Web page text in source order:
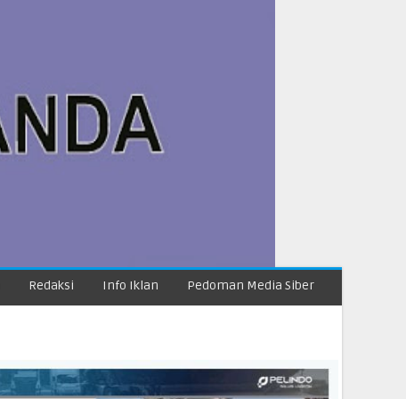
Redaksi Info Iklan Pedoman Media Siber